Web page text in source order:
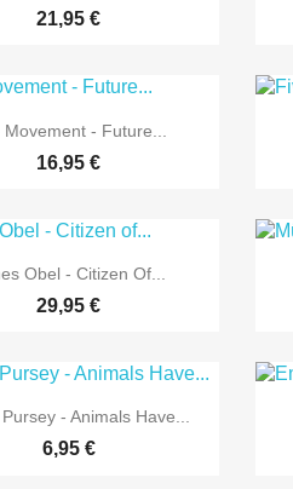
21,95 €
 Vorschau
- Future...
16,95 €
 Vorschau
Obel - Citizen Of...
29,95 €
 Vorschau
- Animals Have...
6,95 €